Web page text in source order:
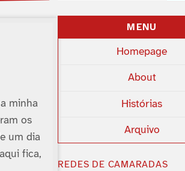
minha
os
um dia
fica,
MENU
Homepage
About
Histórias
Arquivo
REDES DE CAMARADAS